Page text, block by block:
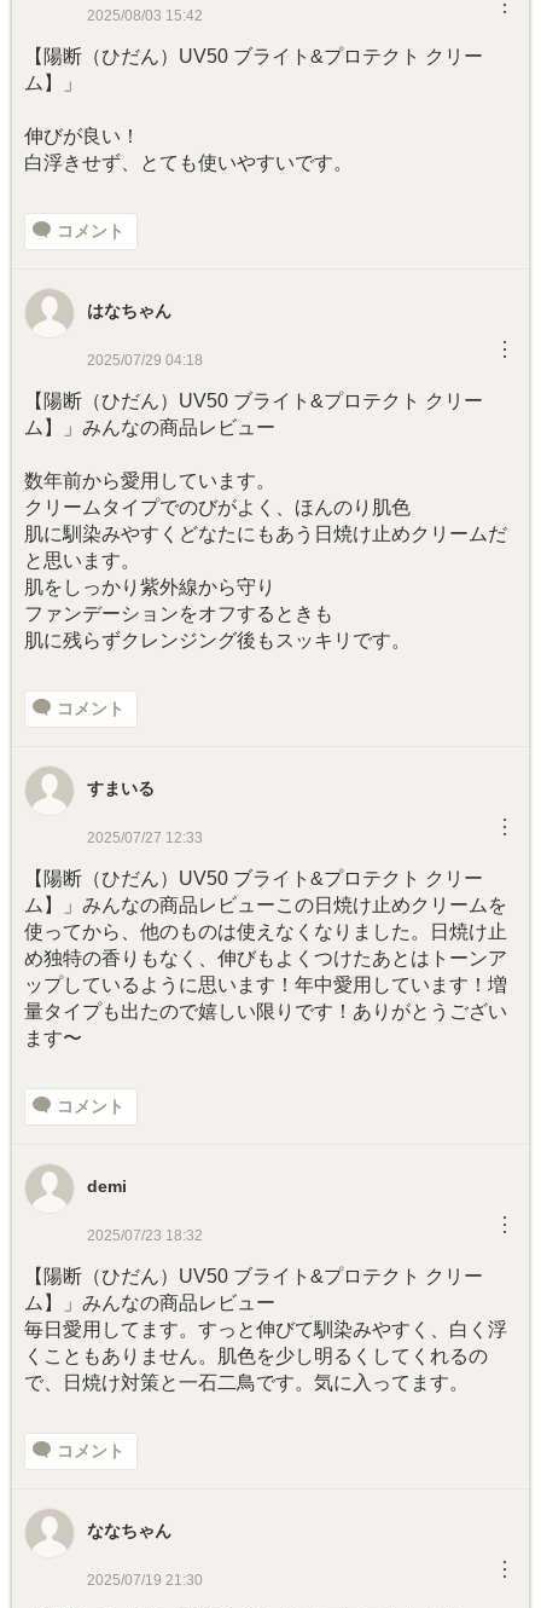
2025/08/03 15:42 ︙
【陽断（ひだん）UV50 ブライト&プロテクト クリー
ム】」
伸びが良い！
白浮きせず、とても使いやすいです。
コメント
はなちゃん
2025/07/29 04:18 ︙
【陽断（ひだん）UV50 ブライト&プロテクト クリー
ム】」みんなの商品レビュー
数年前から愛用しています。
クリームタイプでのびがよく、ほんのり肌色
肌に馴染みやすくどなたにもあう日焼け止めクリームだ
と思います。
肌をしっかり紫外線から守り
ファンデーションをオフするときも
肌に残らずクレンジング後もスッキリです。
コメント
すまいる
2025/07/27 12:33 ︙
【陽断（ひだん）UV50 ブライト&プロテクト クリー
ム】」みんなの商品レビューこの日焼け止めクリームを
使ってから、他のものは使えなくなりました。日焼け止
め独特の香りもなく、伸びもよくつけたあとはトーンア
ップしているように思います！年中愛用しています！増
量タイプも出たので嬉しい限りです！ありがとうござい
ます〜
コメント
demi
2025/07/23 18:32 ︙
【陽断（ひだん）UV50 ブライト&プロテクト クリー
ム】」みんなの商品レビュー
毎日愛用してます。すっと伸びて馴染みやすく、白く浮
くこともありません。肌色を少し明るくしてくれるの
で、日焼け対策と一石二鳥です。気に入ってます。
コメント
ななちゃん
2025/07/19 21:30 ︙